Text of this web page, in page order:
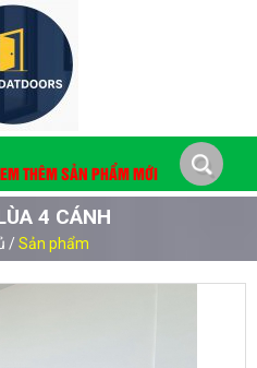
THÊM SẢN PHẨM MỚI
4 CÁNH
/ Sản phẩm